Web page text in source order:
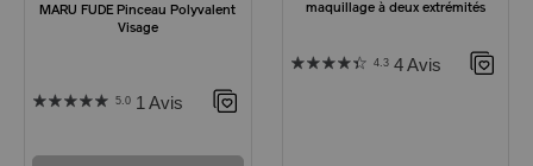
MARU FUDE Pinceau Polyvalent
Visage
5.0 1 Avis
maquillage à deux extrémités
4.3 4 Avis